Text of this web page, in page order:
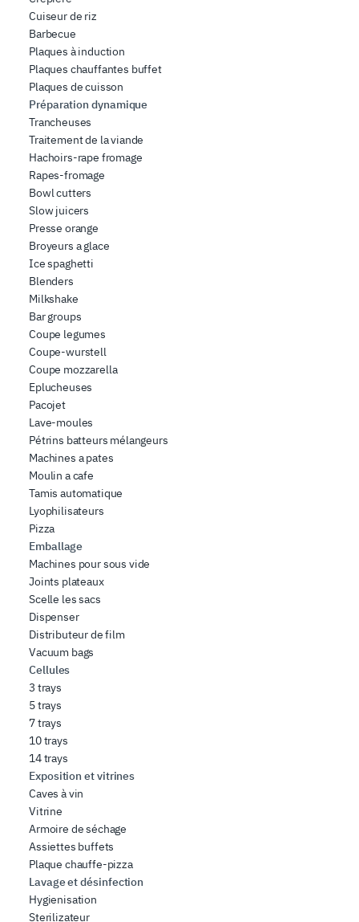
Cuiseur de riz
Barbecue
Plaques à induction
Plaques chauffantes buffet
Plaques de cuisson
Préparation dynamique
Trancheuses
Traitement de la viande
Hachoirs-rape fromage
Rapes-fromage
Bowl cutters
Slow juicers
Presse orange
Broyeurs a glace
Ice spaghetti
Blenders
Milkshake
Bar groups
Coupe legumes
Coupe-wurstell
Coupe mozzarella
Eplucheuses
Pacojet
Lave-moules
Pétrins batteurs mélangeurs
Machines a pates
Moulin a cafe
Tamis automatique
Lyophilisateurs
Pizza
Emballage
Machines pour sous vide
Joints plateaux
Scelle les sacs
Dispenser
Distributeur de film
Vacuum bags
Cellules
3 trays
5 trays
7 trays
10 trays
14 trays
Exposition et vitrines
Caves à vin
Vitrine
Armoire de séchage
Assiettes buffets
Plaque chauffe-pizza
Lavage et désinfection
Hygienisation
Sterilizateur